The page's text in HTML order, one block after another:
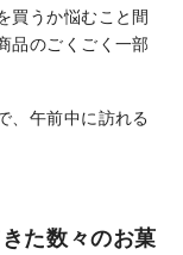
買うか悩むこと間
品のごくごく一部
、午前中に訪れる
た数々のお菓